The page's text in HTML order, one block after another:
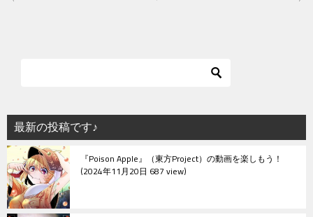
シ
ョ
ン
最新の投稿です♪
『Poison Apple』（東方Project）の動画を楽しもう！
2024年11月20日 687 view